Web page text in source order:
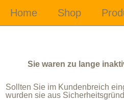
Sie waren zu lange
Sollten Sie im Kundenbreich
wurden sie aus